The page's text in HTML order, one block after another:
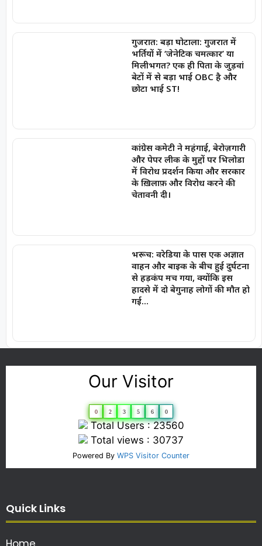
गुजरात: बड़ा घोटाला: गुजरात में
भर्तियों में ‘जेनेटिक चमत्कार’ या
मिलीभगत? एक ही पिता के जुड़वां
बेटों में से बड़ा भाई OBC है और
छोटा भाई ST!
कांग्रेस कमेटी ने महंगाई, बेरोज़गारी
और पेपर लीक के मुद्दों पर भिलोडा
में विरोध प्रदर्शन किया और सरकार
के ख़िलाफ़ और विरोध करने की
चेतावनी दी।
भरूच: वरेडिया के पास एक अज्ञात
वाहन और बाइक के बीच हुई दुर्घटना
से हड़कंप मच गया, क्योंकि इस
हादसे में दो बेगुनाह लोगों की मौत हो
गई…
Our Visitor
0 2 3 5 6 0
Total Users : 23560
Total views : 30737
Powered By WPS Visitor Counter
Quick Links